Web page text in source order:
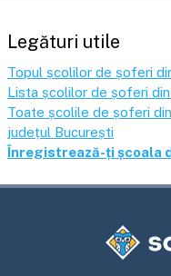
Legături utile
Topul școlilor de șoferi
Lista școlilor de șoferi
Toate școlile de șoferi
județul București
Înregistrează-ți școala